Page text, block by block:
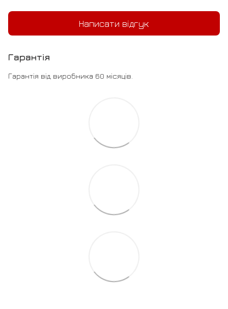
Написати відгук
Гарантія
Гарантія від виробника 60 місяців.